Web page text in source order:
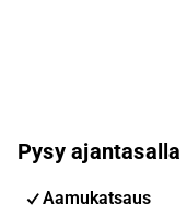
Pysy
Aamukatsaus